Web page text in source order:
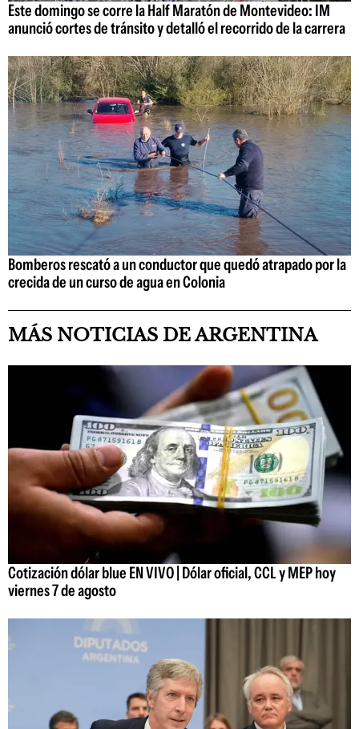
Este domingo se corre la Half Maratón de Montevideo: IM
anunció cortes de tránsito y detalló el recorrido de la carrera
Bomberos rescató a un conductor que quedó atrapado por la
crecida de un curso de agua en Colonia
MÁS NOTICIAS DE ARGENTINA
Cotización dólar blue EN VIVO | Dólar oficial, CCL y MEP hoy
viernes 7 de agosto